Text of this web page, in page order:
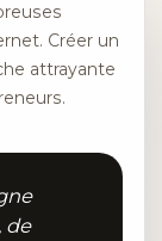
Créer un
attrayante
de